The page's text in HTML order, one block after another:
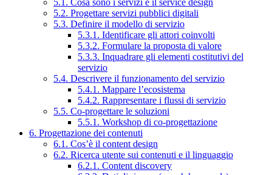
5.2. Progettare servizi pubblici digitali
5.3. Definire il modello di servizio
5.3.1. Identificare gli attori coinvolti
5.3.2. Formulare la proposta di valore
5.3.3. Inquadrare gli elementi costitutivi del
servizio
5.4. Descrivere il funzionamento del servizio
5.4.1. Mappare l’ecosistema
5.4.2. Rappresentare i flussi di servizio
5.5. Co-progettare le soluzioni
5.5.1. Workshop di co-progettazione
6. Progettazione dei contenuti
6.1. Cos’è il content design
6.2. Ricerca utente sui contenuti e il linguaggio
6.2.1. Content discovery